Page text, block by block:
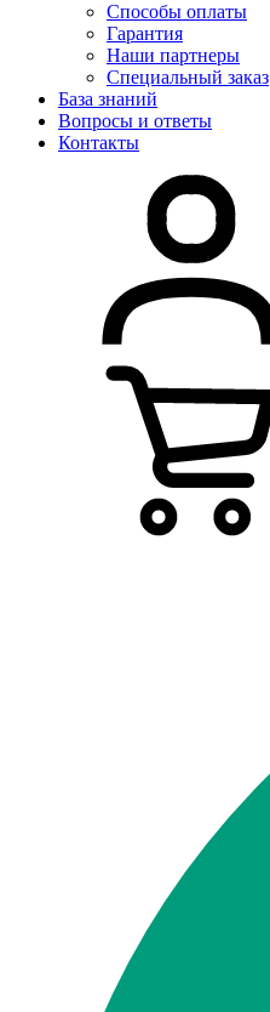
Способы оплаты
Гарантия
Наши партнеры
Специальный заказ
База знаний
Вопросы и ответы
Контакты